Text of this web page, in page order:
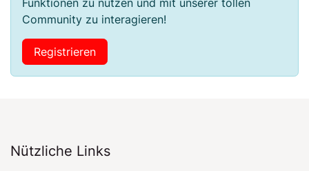
Funktionen zu nutzen und mit unserer tollen
Community zu interagieren!
Registrieren
Nützliche Links